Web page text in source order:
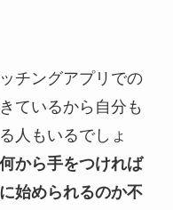
チングアプリでの
ているから自分も
人もいるでしょ
何から手をつければ
始められるのか不